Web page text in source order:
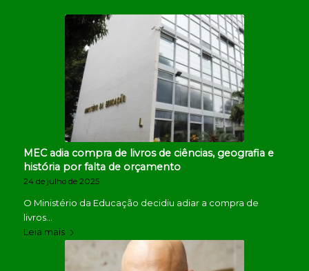
MEC adia compra de livros de ciências, geografia e
história por falta de orçamento
24 de julho de 2025
O Ministério da Educação decidiu adiar a compra de
livros…
Leia mais